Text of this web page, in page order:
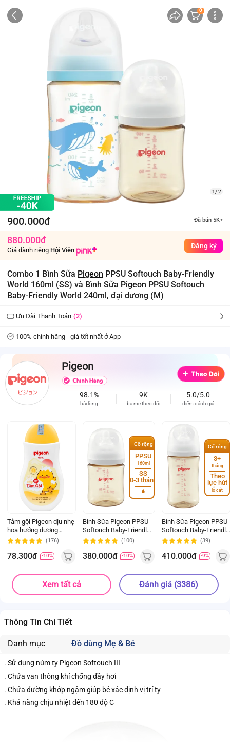
0
1/ 2
900.000đ Đã bán 5K+
880.000đ
Giá dành riêng Hội Viên
Đăng ký
Combo 1 Bình Sữa Pigeon PPSU Softouch Baby-Friendly
World 160ml (SS) và Bình Sữa Pigeon PPSU Softouch
Baby-Friendly World 240ml, đại dương (M)
Ưu Đãi Thanh Toán (2)
100% chính hãng - giá tốt nhất ở App
Pigeon
98.1%
hài lòng
9K
ba mẹ theo dõi
5.0/5.0
điểm đánh giá
Tắm gội Pigeon dịu nhẹ
hoa hướng dương
200ml (không Paraben)
(176)
78.300đ -10%
Cổ rộng
PPSU
160ml
SS
0-3 tháng
Bình Sữa Pigeon PPSU
Softouch Baby-Friendly
World 160ml (SS)
(100)
380.000đ -10%
Cổ rộng
3+
tháng
Theo
lực hút
lỗ cắt
Bình Sữa Pigeon PPSU
Softouch Baby-Friendly
World 240ml (M)
(39)
410.000đ -9%
Xem tất cả Đánh giá (3386)
Thông Tin Chi Tiết
Danh mục Đồ dùng Mẹ & Bé
. Sử dụng núm ty Pigeon Softouch III
. Chứa van thông khí chống đầy hơi
. Chứa đường khớp ngậm giúp bé xác định vị trí ty
. Khả năng chịu nhiệt đến 180 độ C